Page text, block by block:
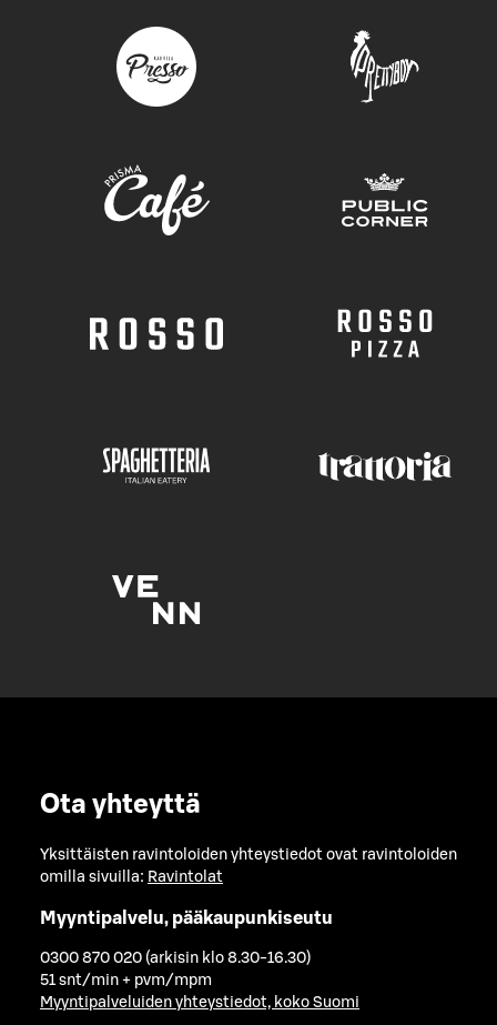
Ota yhteyttä
Yksittäisten ravintoloiden yhteystiedot ovat ravintoloiden
omilla sivuilla: Ravintolat
Myyntipalvelu, pääkaupunkiseutu
0300 870 020 (arkisin klo 8.30-16.30)
51 snt/min + pvm/mpm
Myyntipalveluiden yhteystiedot, koko Suomi